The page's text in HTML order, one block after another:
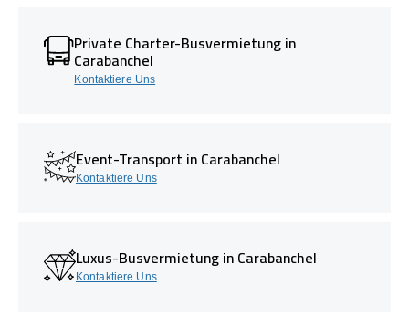
Private Charter-Busvermietung in
Carabanchel
Kontaktiere Uns
Event-Transport in Carabanchel
Kontaktiere Uns
Luxus-Busvermietung in Carabanchel
Kontaktiere Uns